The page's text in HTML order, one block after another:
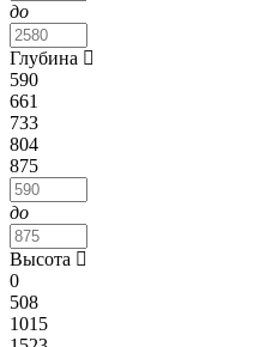
до
Глубина
590
661
733
804
875
до
Высота
0
508
1015